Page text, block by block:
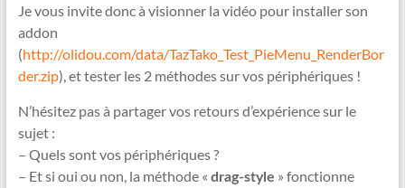
Je vous invite donc à visionner la vidéo pour installer son
addon
(http://olidou.com/data/TazTako_Test_PieMenu_RenderBor
der.zip), et tester les 2 méthodes sur vos périphériques !
N’hésitez pas à partager vos retours d’expérience sur le
sujet :
– Quels sont vos périphériques ?
– Et si oui ou non, la méthode « drag-style » fonctionne